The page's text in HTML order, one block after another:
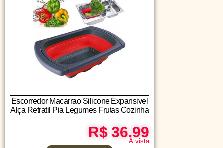
Escorredor Macarrao Silicone Expansivel
Alça Retratil Pia Legumes Frutas Cozinha
R$ 36.99
Á vista